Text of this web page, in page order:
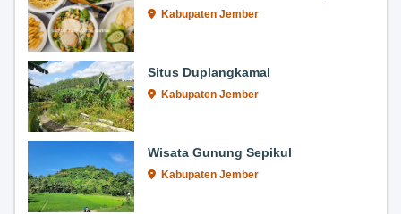
Kabupaten Jember
Situs Duplangkamal
Kabupaten Jember
Wisata Gunung Sepikul
Kabupaten Jember